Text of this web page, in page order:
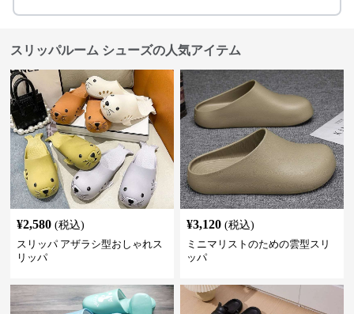
スリッパルーム シューズの人気アイテム
¥2,580 (税込)
スリッパ アザラシ型おしゃれス
リッパ
¥3,120 (税込)
ミニマリストのための雲型スリ
ッパ